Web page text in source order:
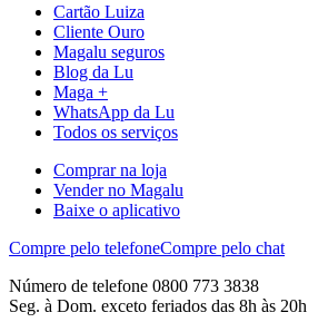
Cartão Luiza
Cliente Ouro
Magalu seguros
Blog da Lu
Maga +
WhatsApp da Lu
Todos os serviços
Comprar na loja
Vender no Magalu
Baixe o aplicativo
Compre pelo telefoneCompre pelo chat
Número de telefone 0800 773 3838
Seg. à Dom. exceto feriados das 8h às 20h